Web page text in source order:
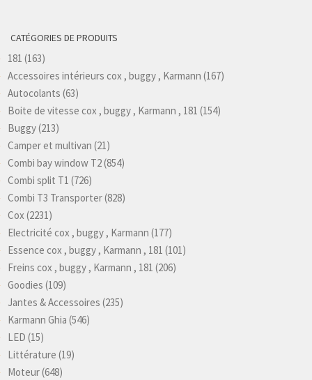
CATÉGORIES DE PRODUITS
181 (163)
Accessoires intérieurs cox , buggy , Karmann (167)
Autocolants (63)
Boite de vitesse cox , buggy , Karmann , 181 (154)
Buggy(213)
Camper et multivan (21)
Combi bay window T2(854)
Combi split T1 (726)
Combi T3 Transporter(828)
Cox(2231)
Electricité cox , buggy , Karmann (177)
Essence cox , buggy , Karmann , 181 (101)
Freins cox , buggy , Karmann , 181 (206)
Goodies (109)
Jantes & Accessoires (235)
Karmann Ghia (546)
LED (15)
Littérature (19)
Moteur(648)